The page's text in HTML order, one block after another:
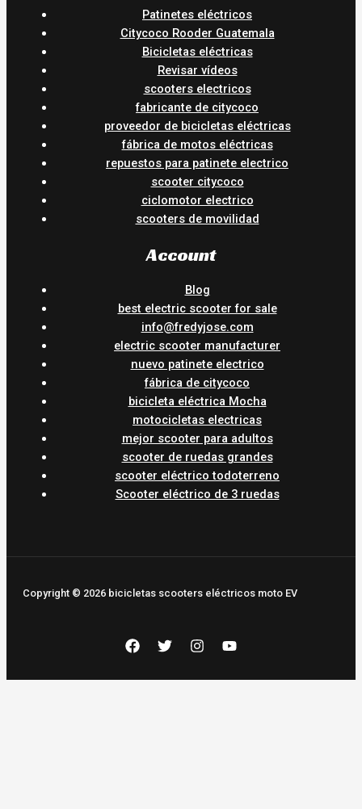
Patinetes eléctricos
Citycoco Rooder Guatemala
Bicicletas eléctricas
Revisar vídeos
scooters electricos
fabricante de citycoco
proveedor de bicicletas eléctricas
fábrica de motos eléctricas
repuestos para patinete electrico
scooter citycoco
ciclomotor electrico
scooters de movilidad
Account
Blog
best electric scooter for sale
info@fredyjose.com
electric scooter manufacturer
nuevo patinete electrico
fábrica de citycoco
bicicleta eléctrica Mocha
motocicletas electricas
mejor scooter para adultos
scooter de ruedas grandes
scooter eléctrico todoterreno
Scooter eléctrico de 3 ruedas
Copyright © 2026 bicicletas scooters eléctricos moto EV